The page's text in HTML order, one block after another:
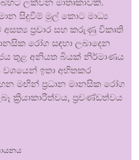
ලක්වන මාතෘකාවකි.
සිදුවීම් මුල් කොට මාධ්‍ය
ප්‍රචාර සහ කරුණු විකෘති
රෝග සඳහා ලබාදෙන
තුළ අනියත බියක් නිර්මාණය
වශයෙන් ඉතා අහිතකර
මඟින් ප්‍රධාන මානසික රෝග
ක්‍රියාකාරීත්වය, ප්‍රචණ්ඩත්වය